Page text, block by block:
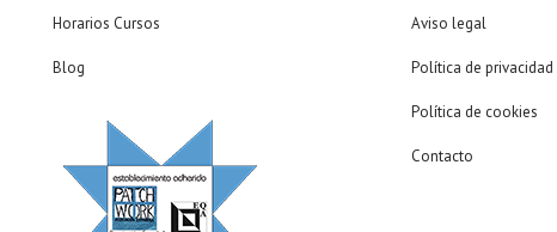
Horarios Cursos
Blog
Aviso legal
Política de privacidad
Política de cookies
Contacto